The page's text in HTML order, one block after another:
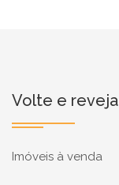
Volte e reveja
Imóveis à venda